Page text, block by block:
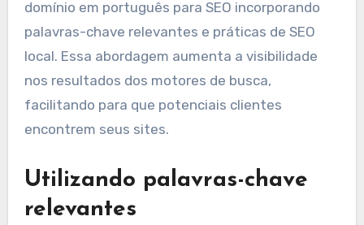
domínio em português para SEO incorporando
palavras-chave relevantes e práticas de SEO
local. Essa abordagem aumenta a visibilidade
nos resultados dos motores de busca,
facilitando para que potenciais clientes
encontrem seus sites.
Utilizando palavras-chave
relevantes